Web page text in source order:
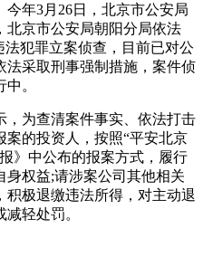
年3月26日，北京市公安局
北京市公安局朝阳分局依法
法犯罪立案侦查，目前已对公
法采取刑事强制措施，案件侦
。
为查清案件事实、依法打击
的投资人，按照“平安北京
》中公布的报案方式，履行
权益;请涉案公司其他相关
积极退缴违法所得，对主动退
轻处罚。